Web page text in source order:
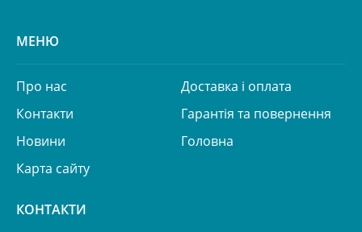
МЕНЮ
Про нас
Доставка і оплата
Контакти
Гарантія та повернення
Новини
Головна
Карта сайту
КОНТАКТИ